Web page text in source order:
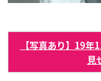
【写真あり】19
見